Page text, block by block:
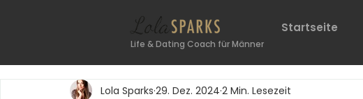
Life & Dating Coach für Männer
Startseite
Lola Sparks 29. Dez. 2024 2 Min. Lesezeit